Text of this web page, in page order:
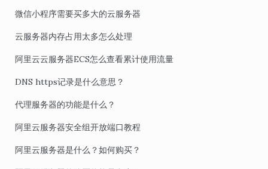
微信小程序需要买多大的云服务器
云服务器内存占用太多怎么处理
阿里云云服务器ECS怎么查看累计使用流量
DNS https记录是什么意思？
代理服务器的功能是什么？
阿里云服务器安全组开放端口教程
阿里云服务器是什么？如何购买？